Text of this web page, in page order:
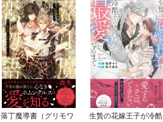
落丁魔導書（グリモワ
生贄の花嫁王子が冷酷